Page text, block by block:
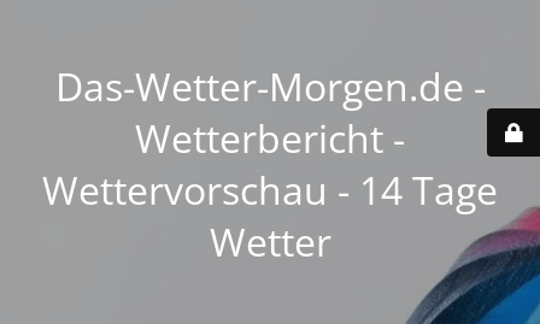
Das-Wetter-Morgen.de -
Wetterbericht -
Wettervorschau - 14 Tage
Wetter